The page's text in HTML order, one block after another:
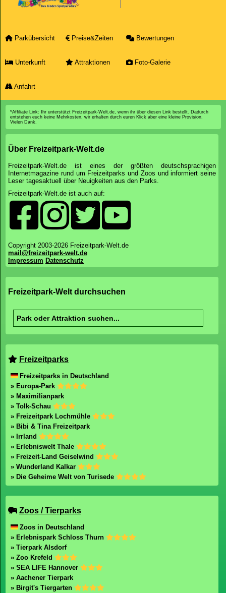
Parkübersicht Preise&Zeiten Bewertungen
Unterkunft Attraktionen Foto-Galerie
Anfahrt
*Affiliate Link: Ihr unterstützt Freizeitpark-Welt.de, wenn ihr über diesen Link bestellt. Dadurch
entstehen euch keine Mehrkosten, wir erhalten durch euren Klick aber eine kleine Provision.
Vielen Dank.
Über Freizeitpark-Welt.de
Freizeitpark-Welt.de ist eines der größten deutschsprachigen
Internetmagazine rund um Freizeitparks und Zoos und informiert seine
Leser tagesaktuell über Neuigkeiten aus den Parks.
Freizeitpark-Welt.de ist auch auf:
Copyright 2003-2026 Freizeitpark-Welt.de
mail@freizeitpark-welt.de
Impressum Datenschutz
Freizeitpark-Welt durchsuchen
Freizeitparks
Freizeitparks in Deutschland
» Europa-Park
» Maximilianpark
» Tolk-Schau
» Freizeitpark Lochmühle
» Bibi & Tina Freizeitpark
» Irrland
» Erlebniswelt Thale
» Freizeit-Land Geiselwind
» Wunderland Kalkar
» Die Geheime Welt von Turisede
Zoos / Tierparks
Zoos in Deutschland
» Erlebnispark Schloss Thurn
» Tierpark Alsdorf
» Zoo Krefeld
» SEA LIFE Hannover
» Aachener Tierpark
» Birgit's Tiergarten